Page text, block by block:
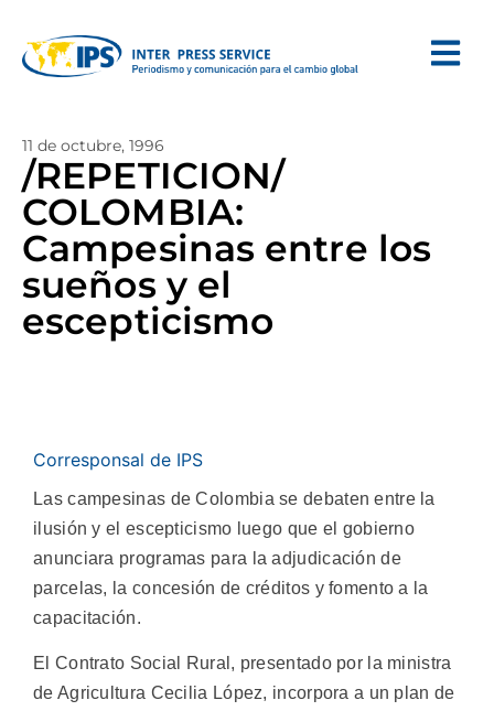
11 de octubre, 1996
/REPETICION/
COLOMBIA:
Campesinas entre los
sueños y el
escepticismo
Corresponsal de IPS
Las campesinas de Colombia se debaten entre la
ilusión y el escepticismo luego que el gobierno
anunciara programas para la adjudicación de
parcelas, la concesión de créditos y fomento a la
capacitación.
El Contrato Social Rural, presentado por la ministra
de Agricultura Cecilia López, incorpora a un plan de